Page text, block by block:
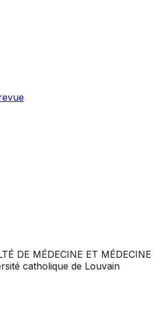
DE MÉDECINE ET MÉDECINE
catholique de Louvain